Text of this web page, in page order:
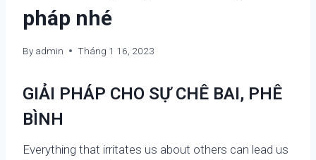
pháp nhé
By admin Tháng 1 16, 2023
GIẢI PHÁP CHO SỰ CHÊ BAI, PHÊ
BÌNH
Everything that irritates us about others can lead us